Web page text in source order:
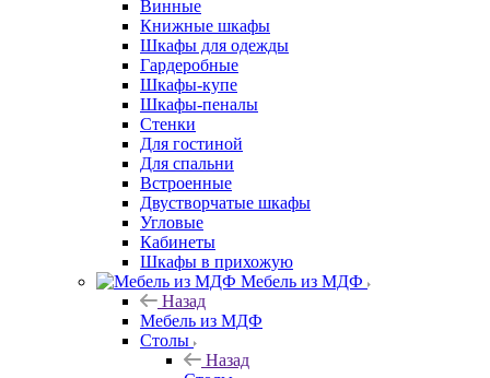
Винные
Книжные шкафы
Шкафы для одежды
Гардеробные
Шкафы-купе
Шкафы-пеналы
Стенки
Для гостиной
Для спальни
Встроенные
Двустворчатые шкафы
Угловые
Кабинеты
Шкафы в прихожую
Мебель из МДФ
Назад
Мебель из МДФ
Столы
Назад